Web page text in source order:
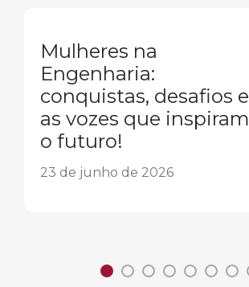
Mulheres na
Engenharia:
conquistas, desafios e
as vozes que inspiram
o futuro!
23 de junho de 2026